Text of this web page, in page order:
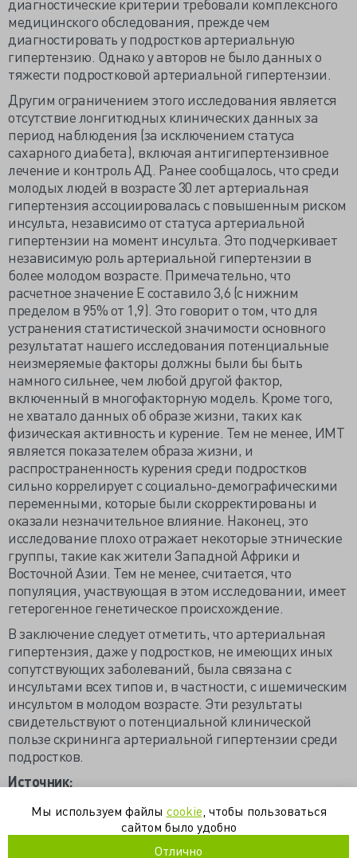
медицинского обследования, прежде чем
диагностировать у подростков артериальную
гипертензию. Однако у авторов не было данных о
тяжести подростковой артериальной гипертензии.
Другим ограничением этого исследования является
отсутствие лонгитюдных клинических данных за
период наблюдения (за исключением статуса
сахарного диабета), включая антигипертензивное
лечение и контроль АД. Ранее сообщалось, что среди
молодых людей в возрасте 30 лет артериальная
гипертензия ассоциировалась с повышенным риском
инсульта, независимо от статуса артериальной
гипертензии на момент инсульта. Это подчеркивает
независимую роль артериальной гипертензии в
более молодом возрасте. Примечательно, что
расчетное значение E составило 3,6 (с нижним
пределом в 95% от 1,9). Это говорит о том, что для
устранения статистической значимости основного
результатат нашего исследования потенциальные
неизмеряемые факторы должны были бы быть
намного сильнее, чем любой другой фактор,
включенный в многофакторную модель. Кроме того,
не хватало данных об образе жизни, таких как
физическая активность и курение. Тем не менее, ИМТ
является показателем образа жизни, и
распространенность курения среди подростков
сильно коррелирует с социально-демографическими
переменными, которые были скорректированы и
оказали незначительное влияние. Наконец, это
исследование плохо отражает некоторые этнические
группы, такие как жители Западной Африки и
Восточной Азии. Тем не менее, считается, что
популяция, участвующая в этом исследовании, имеет
гетерогенное генетическое происхождение.
В заключение следует отметить, что артериальная
гипертензия, даже у подростков, не имеющих иных
сопутствующих заболеваний, была связана с
инсультами всех типов и, в частности, с ишемическим
инсультом в молодом возрасте. Эти результаты
свидетельствуют о потенциальной клинической
пользе скрининга артериальной гипертензии среди
подростков.
Источник:
Мы используем файлы cookie , чтобы пользоваться
сайтом было удобно
Отлично